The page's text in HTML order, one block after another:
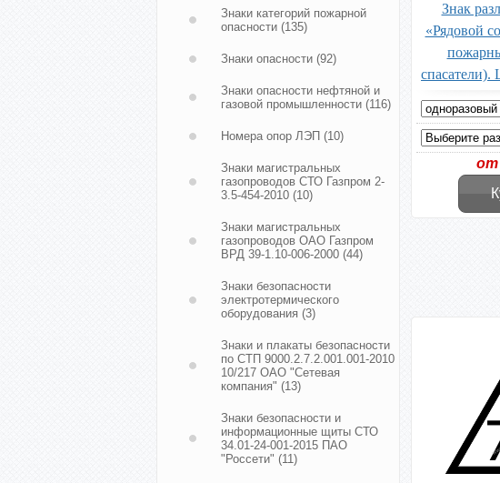
Знак
«Рядовой
от
Знаки категорий пожарной
опасности (135)
Знаки опасности (92)
Знаки опасности нефтяной и
газовой промышленности (116)
Номера опор ЛЭП (10)
Знаки магистральных
газопроводов СТО Газпром 2-
3.5-454-2010 (10)
Знаки магистральных
газопроводов ОАО Газпром
ВРД 39-1.10-006-2000 (44)
Знаки безопасности
электротермического
оборудования (3)
Знаки и плакаты безопасности
по СТП 9000.2.7.2.001.001-2010
10/217 ОАО "Сетевая
компания" (13)
Знаки безопасности и
информационные щиты СТО
34.01-24-001-2015 ПАО
"Россети" (11)